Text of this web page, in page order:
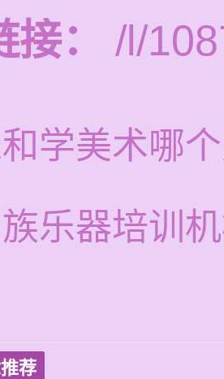
：
/l/
学美术哪
乐器培训
荐